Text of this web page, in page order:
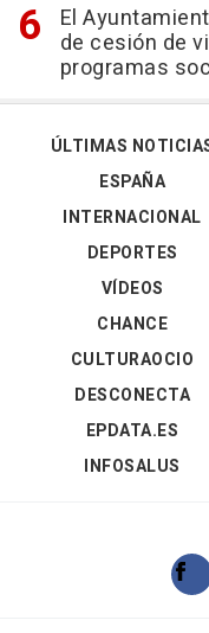
El
de cesión de
programas
ÚLTIMAS
ESPAÑA
INTERNACIONAL
DEPORTES
VÍDEOS
CHANCE
CULTURAOCIO
DESCONECTA
EPDATA.ES
INFOSALUS